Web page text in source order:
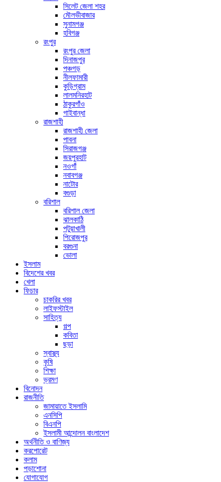
সিলেট জেলা শহর
মৌলভীবাজার
সুনামগঞ্জ
হবিগঞ্জ
রংপুর
রংপুর জেলা
দিনাজপুর
পঞ্চগড়
নীলফামারী
কুড়িগ্রাম
লালমনিরহাট
ঠাকুরগাঁও
গাইবান্ধা
রাজশাহী
রাজশাহী জেলা
পাবনা
সিরাজগঞ্জ
জয়পুরহাট
নওগাঁ
নবাবগঞ্জ
নাটোর
বগুড়া
বরিশাল
বরিশাল জেলা
ঝালকাঠি
পটুয়াখালী
পিরোজপুর
বরগুনা
ভোলা
ইসলাম
বিদেশের খবর
খেলা
ফিচার
চাকরির খবর
লাইফস্টাইল
সাহিত্য
গল্প
কবিতা
ছড়া
স্বাস্থ্য
কৃষি
শিক্ষা
ভ্রমণ
বিনোদন
রাজনীতি
জামায়াতে ইসলামি
এনসিপি
বিএনপি
ইসলামী আন্দোলন বাংলাদেশ
অর্থনীতি ও বাণিজ্য
করপোরেট
কলাম
পড়াশোনা
যোগাযোগ